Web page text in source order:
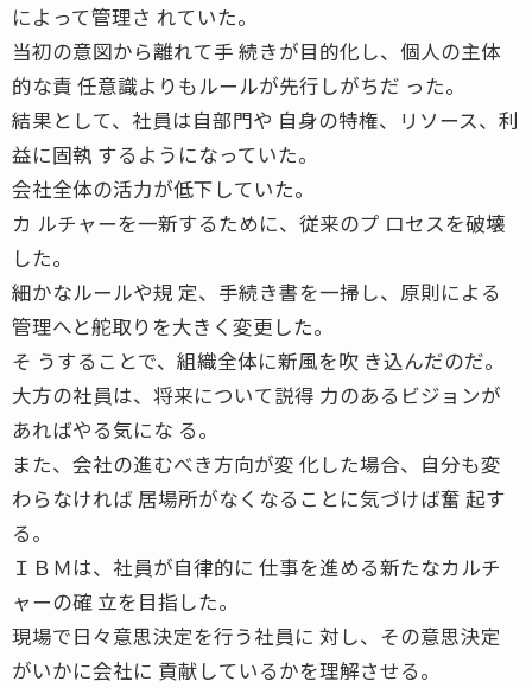
によって管理さ れていた。
当初の意図から離れて手 続きが目的化し、個人の主体
的な責 任意識よりもルールが先行しがちだ った。
結果として、社員は自部門や 自身の特権、リソース、利
益に固執 するようになっていた。
会社全体の活力が低下していた。
カ ルチャーを一新するために、従来のプ ロセスを破壊
した。
細かなルールや規 定、手続き書を一掃し、原則による
管理へと舵取りを大きく変更した。
そ うすることで、組織全体に新風を吹 き込んだのだ。
大方の社員は、将来について説得 力のあるビジョンが
あればやる気にな る。
また、会社の進むべき方向が変 化した場合、自分も変
わらなければ 居場所がなくなることに気づけば奮 起す
る。
ＩＢＭは、社員が自律的に 仕事を進める新たなカルチ
ャーの確 立を目指した。
現場で日々意思決定を行う社員に 対し、その意思決定
がいかに会社に 貢献しているかを理解させる。